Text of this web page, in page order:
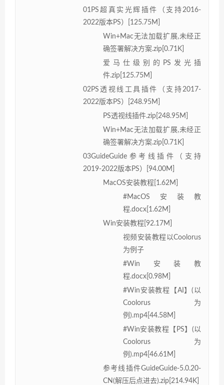
01PS超真实光辉插件（支持2016-
2022版本PS）[125.75M]
Win+Mac无法加载扩展,未经正
确签署解决方案.zip[0.71K]
爱马仕级别的PS发光插
件.zip[125.75M]
02PS透视线工具插件（支持2017-
2022版本PS）[248.95M]
PS透视线插件.zip[248.95M]
Win+Mac无法加载扩展,未经正
确签署解决方案.zip[0.71K]
03GuideGuide参考线插件（支持
2019-2022版本PS）[94.00M]
MacOS安装教程[1.62M]
#MacOS安装教
程.docx[1.62M]
Win安装教程[92.17M]
视频安装教程以Coolorus
为例子
#Win安装教
程.docx[0.98M]
#Win安装教程【AI】(以
Coolorus为
例).mp4[44.58M]
#Win安装教程【PS】(以
Coolorus为
例).mp4[46.61M]
参考线插件GuideGuide-5.0.20-
CN(解压后点进去).zip[214.94K]